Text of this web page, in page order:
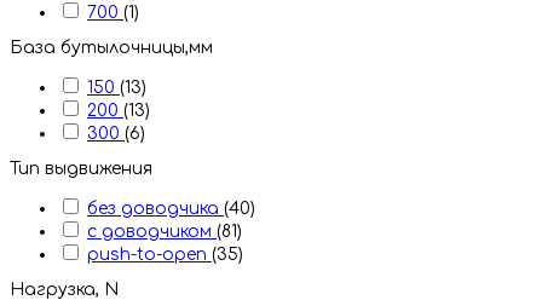
700 (1)
База бутылочницы,мм
150 (13)
200 (13)
300 (6)
Тип выдвижения
без доводчика (40)
с доводчиком (81)
push-to-open (35)
Нагрузка, N